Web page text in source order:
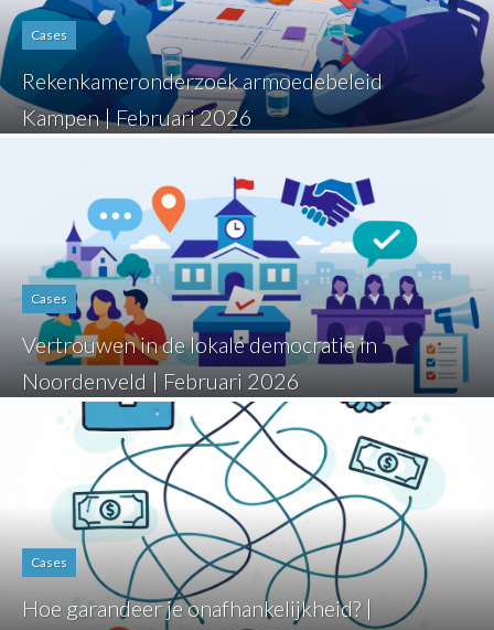
Cases
Rekenkameronderzoek armoedebeleid
Kampen | Februari 2026
Cases
Vertrouwen in de lokale democratie in
Noordenveld | Februari 2026
Cases
Hoe garandeer je onafhankelijkheid? |